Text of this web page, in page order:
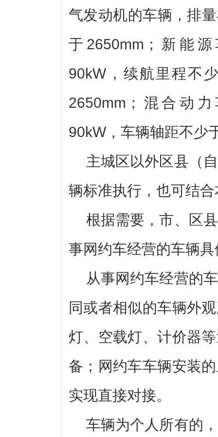
气发动机的车辆，排
于2650mm；新能
90kW，续航里程不
2650mm；混合动
90kW，车辆轴距不少
主城区以外区县（
辆标准执行，也可结
根据需要，市、区
事网约车经营的车辆
从事网约车经营的
同或者相似的车辆外
灯、空载灯、计价器
备；网约车车辆安装
实现直接对接。
车辆为个人所有的